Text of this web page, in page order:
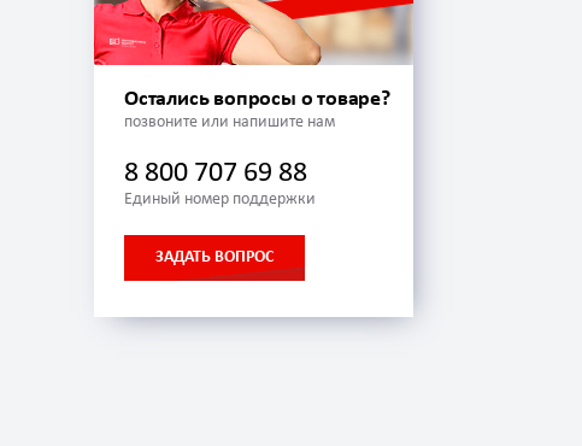
Остались вопросы о товаре?
позвоните или напишите нам
8 800 707 69 88
Единый номер поддержки
ЗАДАТЬ ВОПРОС